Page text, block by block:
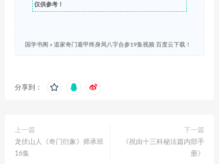
仅供参考！
国学书阁 » 道家奇门遁甲终身局八字合参19集视频 百度云下载！
分享到：
上一篇
龙伏山人《奇门衍象》师承班
16集
下一篇
《祝由十三科秘法篇内部手
册》